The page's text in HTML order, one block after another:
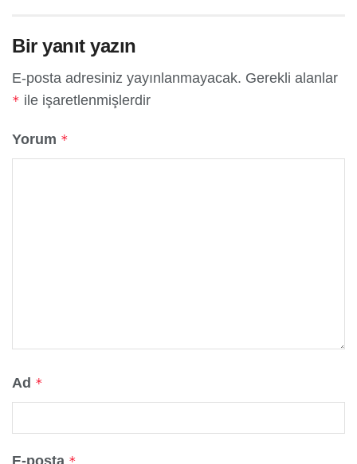
Bir yanıt yazın
E-posta adresiniz yayınlanmayacak. Gerekli alanlar
* ile işaretlenmişlerdir
Yorum *
Ad *
E-posta *